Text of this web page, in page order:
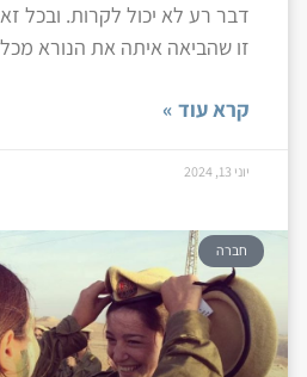
דבר רע לא יכול לקרות. ובכל
זו שהביאה איתה את הנורא מכל
קרא עוד »
יוני 13, 2024
חברה